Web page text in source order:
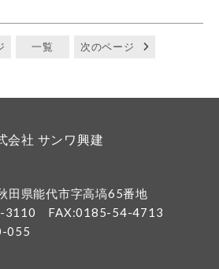
一覧 次のページ
会社 サンワ興建
田県能代市字高塙65番地
3110
FAX:0185-54-4713
055